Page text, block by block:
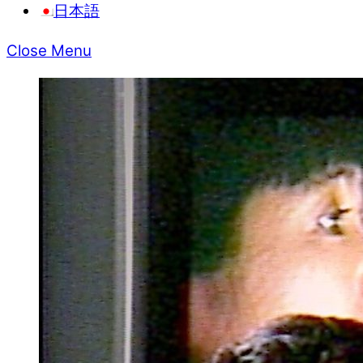
日本語
Close Menu